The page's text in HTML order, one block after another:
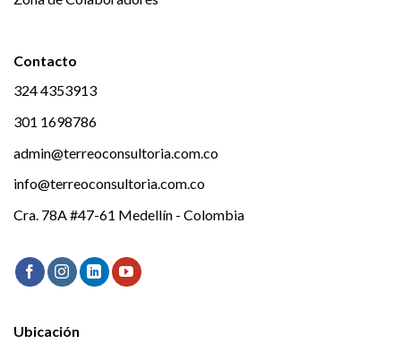
Contacto
324 4353913
301 1698786
admin@terreoconsultoria.com.co
info@terreoconsultoria.com.co
Cra. 78A #47-61 Medellín - Colombia
Ubicación